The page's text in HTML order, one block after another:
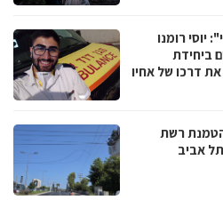
רומנו
ביחידת
דרכו של אחיו
רשת
אביב